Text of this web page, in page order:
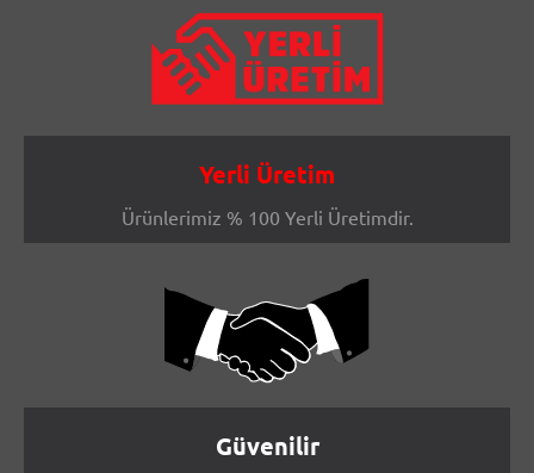
Yerli Üretim
Ürünlerimiz % 100 Yerli Üretimdir.
Güvenilir